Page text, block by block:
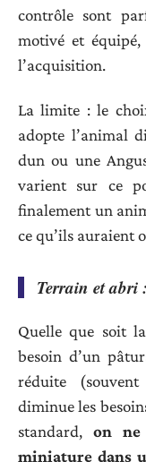
contrôle sont
motivé et
l’acquisition.
La limite : le
adopte l’animal
dun ou une
varient sur ce
finalement un
ce qu’ils auraient
Terrain et abri
Quelle que soit
besoin d’un
réduite
diminue les
standard, on ne
miniature dans